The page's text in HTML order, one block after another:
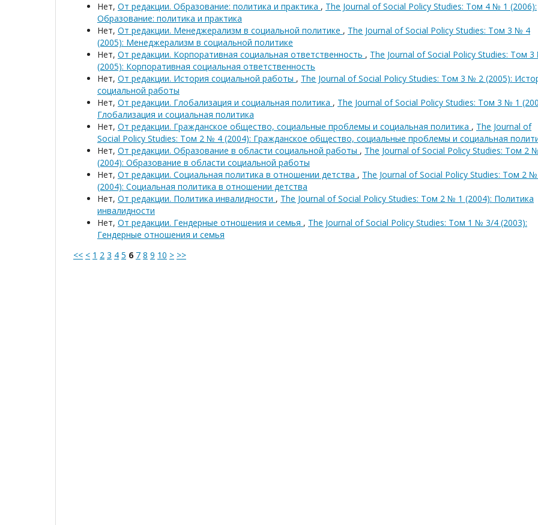
Нет, От редакции. Образование: политика и практика , The Journal of Social Policy Studies: Том 4 № 1 (2006):
Образование: политика и практика
Нет, От редакции. Менеджерализм в социальной политике , The Journal of Social Policy Studies: Том 3 № 4
(2005): Менеджерализм в социальной политике
Нет, От редакции. Корпоративная социальная ответственность , The Journal of Social Policy Studies: Том
(2005): Корпоративная социальная ответственность
Нет, От редакции. История социальной работы , The Journal of Social Policy Studies: Том 3 № 2 (2005):
социальной работы
Нет, От редакции. Глобализация и социальная политика , The Journal of Social Policy Studies: Том 3 № 1
Глобализация и социальная политика
Нет, От редакции. Гражданское общество, социальные проблемы и социальная политика , The Journal of
Social Policy Studies: Том 2 № 4 (2004): Гражданское общество, социальные проблемы и социальная
Нет, От редакции. Образование в области социальной работы , The Journal of Social Policy Studies: Том 2
(2004): Образование в области социальной работы
Нет, От редакции. Социальная политика в отношении детства , The Journal of Social Policy Studies: Том 2
(2004): Социальная политика в отношении детства
Нет, От редакции. Политика инвалидности , The Journal of Social Policy Studies: Том 2 № 1 (2004): Политика
инвалидности
Нет, От редакции. Гендерные отношения и семья , The Journal of Social Policy Studies: Том 1 № 3/4 (2003):
Гендерные отношения и семья
<< < 1 2 3 4 5 6 7 8 9 10 > >>